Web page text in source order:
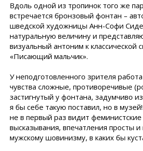
Вдоль одной из тропинок того же
встречается бронзовый фонтан –
шведской художницы Анн-Софи
натуральную величину и
визуальный антоним к классической
«Писающий мальчик».
У неподготовленного зрителя
чувства сложные, противоречивые
застигнутый у фонтана, задумчиво
я бы себе такую поставил, но в
не в первый раз видит феминистские
высказывания, впечатления просты
мужскому шовинизму, в каких бы